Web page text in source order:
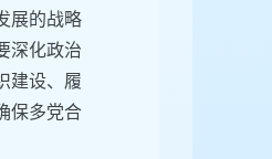
展的战略
深化政治
建设、履
保多党合